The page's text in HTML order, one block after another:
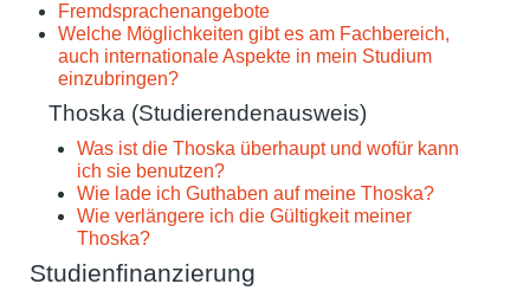
Fremdsprachenangebote
Welche Möglichkeiten gibt es am Fachbereich,
auch internationale Aspekte in mein Studium
einzubringen?
Thoska (Studierendenausweis)
Was ist die Thoska überhaupt und wofür kann
ich sie benutzen?
Wie lade ich Guthaben auf meine Thoska?
Wie verlängere ich die Gültigkeit meiner
Thoska?
Studienfinanzierung